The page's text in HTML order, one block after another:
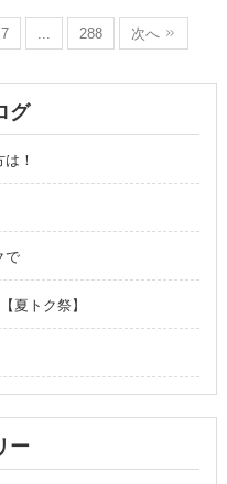
7 288 次へ
グ
！
で
夏トク祭】
ー